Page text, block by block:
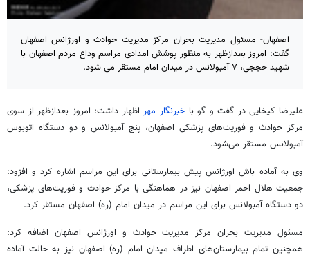
اصفهان- مسئول مدیریت بحران مرکز مدیریت حوادث و اورژانس اصفهان
گفت: امروز بعدازظهر به منظور پوشش امدادی مراسم وداع مردم اصفهان با
شهید حججی، ۷ آمبولانس در میدان امام مستقر می شود.
علیرضا کیخایی در گفت و گو با خبرنگار مهر اظهار داشت: امروز بعدازظهر از سوی
مرکز حوادث و فوریت‌های پزشکی اصفهان، پنج آمبولانس و دو دستگاه اتوبوس
آمبولانس مستقر می‌شود.
وی به آماده‌ باش اورژانس پیش بیمارستانی‌ برای این مراسم اشاره کرد و افزود:
جمعیت هلال احمر اصفهان نیز در هماهنگی با مرکز حوادث و فوریت‌های پزشکی،
دو دستگاه آمبولانس برای این مراسم در میدان امام (ره) اصفهان مستقر کرد.
مسئول مدیریت بحران مرکز مدیریت حوادث و اورژانس اصفهان اضافه کرد:
همچنین تمام بیمارستان‌های اطراف میدان امام (ره) اصفهان نیز به حالت آماده